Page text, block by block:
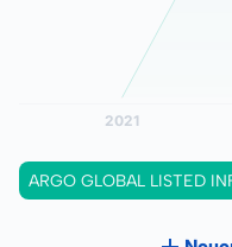
ARGO GLOBAL LISTED